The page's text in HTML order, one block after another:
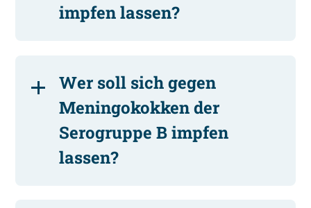
impfen lassen?
Wer soll sich gegen
Meningokokken der
Serogruppe B impfen
lassen?